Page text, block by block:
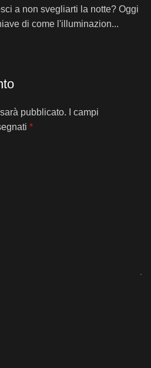
a non svegliarti la notte? Oggi
di come l'illuminazion...
pubblicato.
I campi
*